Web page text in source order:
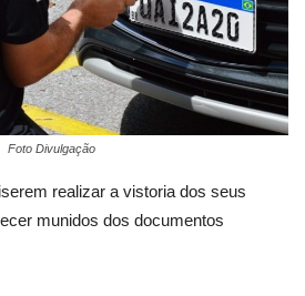
Foto Divulgação
realizar a vistoria dos seus
munidos dos documentos